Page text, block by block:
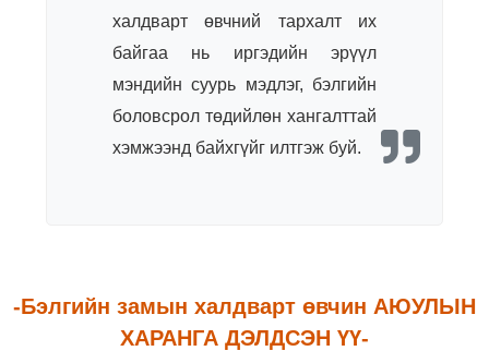
халдварт өвчний тархалт их
байгаа нь иргэдийн эрүүл
мэндийн суурь мэдлэг, бэлгийн
боловсрол төдийлөн хангалттай
хэмжээнд байхгүйг илтгэж буй.
-Бэлгийн замын халдварт өвчин АЮУЛЫН
ХАРАНГА ДЭЛДСЭН ҮҮ-